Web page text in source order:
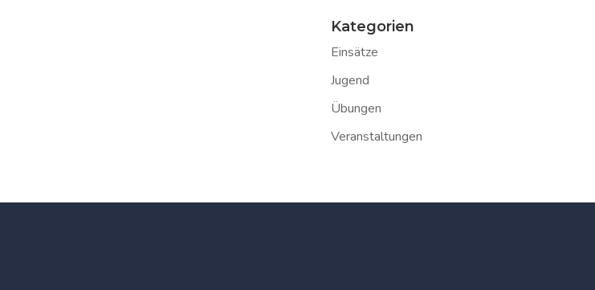
Kategorien
Einsätze
Jugend
Übungen
Veranstaltungen